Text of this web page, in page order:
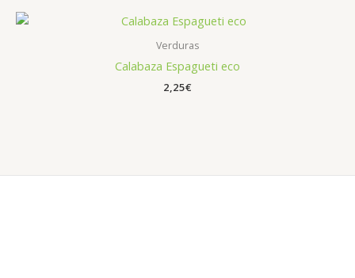
Verduras
Calabaza Espagueti eco
2,25€